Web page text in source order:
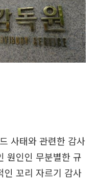
사태와 관련한 감사
원인인 무분별한 규
인 꼬리 자르기 감사